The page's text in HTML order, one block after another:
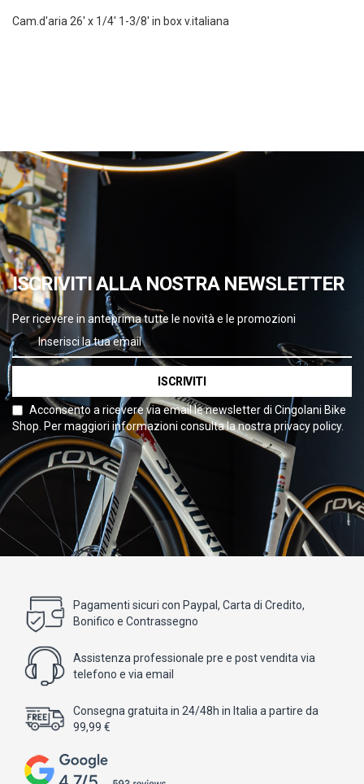
Cam.d'aria 26' x 1/4' 1-3/8' in box v.italiana
ISCRIVITI ALLA NOSTRA NEWSLETTER
Per ricevere in anteprima tutte le novità e le promozioni
ISCRIVITI
Acconsento a ricevere via email le newsletter di Cingolani Bike
Shop. Per maggiori informazioni consulta la nostra privacy policy.
Pagamenti sicuri con Paypal, Carta di Credito,
Bonifico e Contrassegno
Assistenza professionale pre e post vendita via
telefono e via email
Consegna gratuita in 24/48h in Italia a partire da
99,99 €